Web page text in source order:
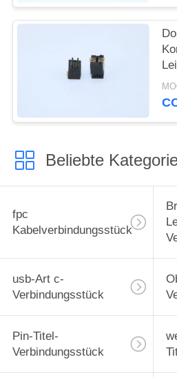
Beliebte
fpc
Kabelverbindungsstück
usb-Art c-
Verbindungsstück
Pin-Titel-
Verbindungsstück